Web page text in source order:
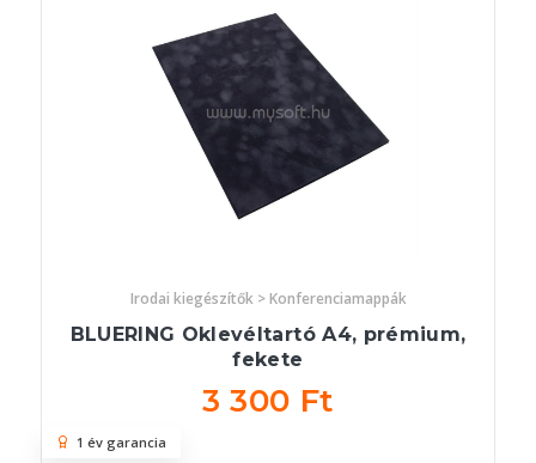
Irodai kiegészítők > Konferenciamappák
BLUERING Oklevéltartó A4, prémium,
fekete
3 300 Ft
1 év garancia